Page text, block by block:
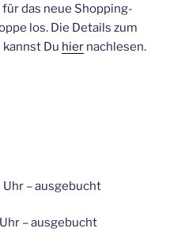
das neue Shopping-
los. Die Details zum
Du hier nachlesen.
– ausgebucht
– ausgebucht